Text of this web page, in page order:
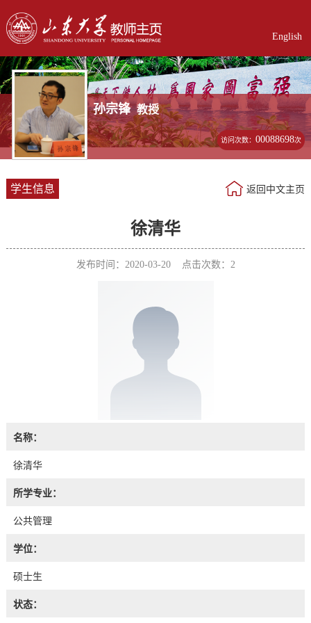
English
孙宗锋 教授
访问次数：00088698次
学生信息 返回中文主页
徐清华
发布时间：2020-03-20 点击次数： 2
名称：
徐清华
所学专业：
公共管理
学位：
硕士生
状态：